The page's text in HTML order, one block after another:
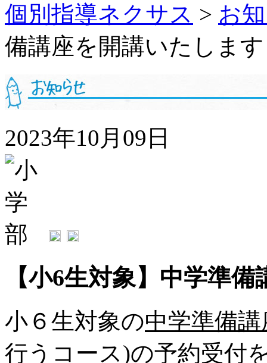
個別指導ネクサス > お
備講座を開講いたします
2023年10月09日
【小6生対象】中学準
小６生対象の中学準備講
行うコース)の予約受付